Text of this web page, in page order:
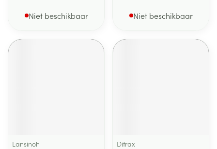
Niet beschikbaar Niet beschikbaar
Lansinoh
Difrax